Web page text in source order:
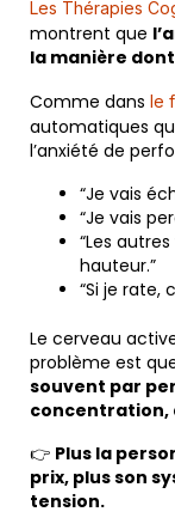
Les Thérapies
montrent que
la manière
Comme dans le
automatiques
l’anxiété de
“Je vais
“Je vais
“Les
hauteur.”
“Si je rate,
Le cerveau
problème est
souvent par
concentration,
👉 Plus la
prix, plus son
tension.